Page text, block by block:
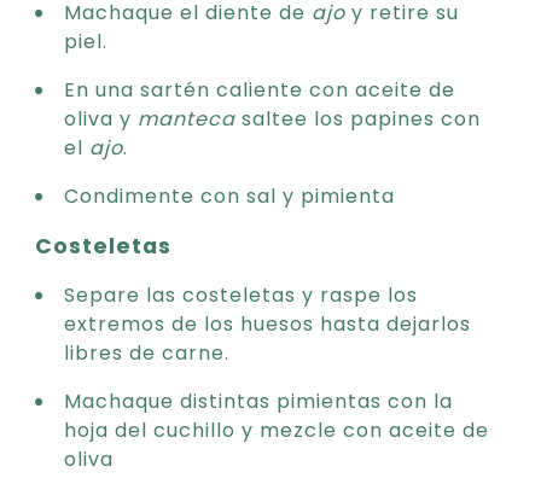
Machaque el diente de ajo y retire su
piel.
En una sartén caliente con aceite de
oliva y manteca saltee los papines con
el ajo.
Condimente con sal y pimienta
Costeletas
Separe las costeletas y raspe los
extremos de los huesos hasta dejarlos
libres de carne.
Machaque distintas pimientas con la
hoja del cuchillo y mezcle con aceite de
oliva